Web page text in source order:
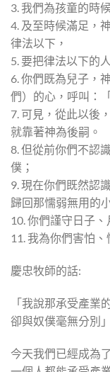
3. 我們為孩童的時
4. 及至時候滿足，
律法以下，
5. 要把律法以下的
6. 你們既為兒子，
們）的心，呼叫：
7. 可見，從此以後
就靠著神為後嗣。
8. 但從前你們不認
僕；
9. 現在你們既然認
歸回那懦弱無用的
10. 你們謹守日子
11. 我為你們害怕
慶忠牧師的話:
「我說那承受產業
卻與奴僕毫無分別
今天我們已經成為